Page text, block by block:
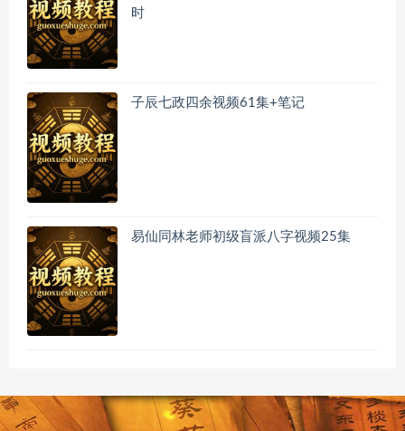
时
子辰七政四余视频61集+笔记
易仙同林老师初级盲派八字视频25集